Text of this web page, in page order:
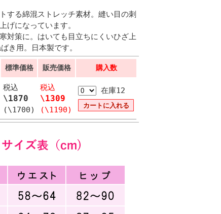
する綿混ストレッチ素材。縫い目の刺
げになっています。
対策に。はいても目立ちにくいひざ上
き用。日本製です。
標準価格 販売価格 購入数
税込
\1870
(\1700)
税込
\1309
(\1190)
在庫12